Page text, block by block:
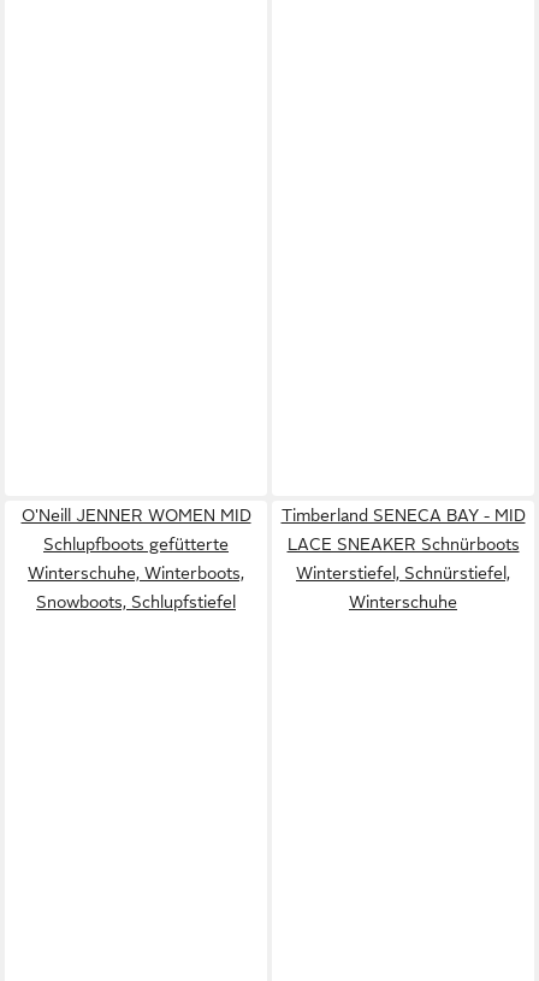
O'Neill JENNER WOMEN MID
Schlupfboots gefütterte
Winterschuhe, Winterboots,
Snowboots, Schlupfstiefel
Timberland SENECA BAY - MID
LACE SNEAKER Schnürboots
Winterstiefel, Schnürstiefel,
Winterschuhe